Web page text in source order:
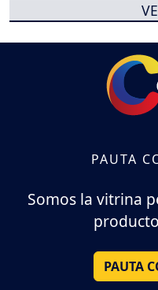
PAUTA
Somos la vitrina
PAUTA